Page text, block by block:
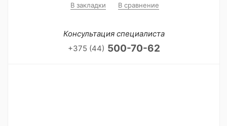
В закладки В сравнение
Консультация специалиста
+375 (44) 500-70-62